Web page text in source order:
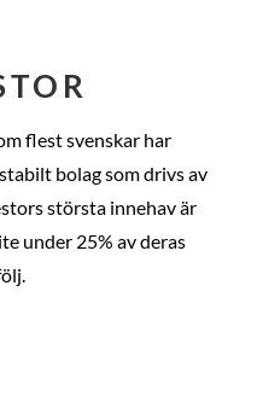
flest svenskar har
bolag som drivs av
största innehav är
under 25% av deras